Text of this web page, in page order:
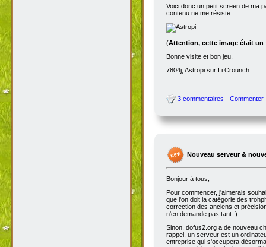
Voici donc un petit screen de ma
contenu ne me résiste :
(Attention, cette image était un
Bonne visite et bon jeu,
7804j, Astropi sur Li Crounch
3 commentaires - Commenter
Nouveau serveur &
Bonjour à tous,
Pour commencer, j'aimerais
que l'on doit la catégorie des
correction des anciens et
n'en demande pas tant :)
Sinon, dofus2.org a de nouveau
rappel, un serveur est un
entreprise qui s'occupera